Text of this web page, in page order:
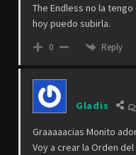
The Endless no la
hoy puedo subirla.
0 Reply
Gladis
Graaaaacias Monito
Voy a crear la Orden